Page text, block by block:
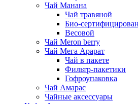
Чай Манана
Чай травяной
Био-
Весовой
Чай Meron berry
Чай Мега Арарат
Чай в пакете
Фильтр-пакетики
Гофроупаковка
Чай Амарас
Чайные аксессуары